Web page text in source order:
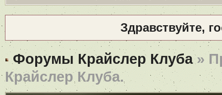
Здравствуйте,
Форумы Крайслер Клуба»
Крайслер Клуба.